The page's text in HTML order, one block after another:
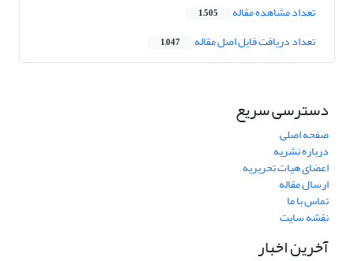
تعداد مشاهده مقاله 1,505
تعداد دریافت فایل اصل مقاله 1,047
دسترسی سریع
صفحه اصلی
درباره نشریه
اعضای هیات تحریریه
ارسال مقاله
تماس با ما
نقشه سایت
آخرین اخبار